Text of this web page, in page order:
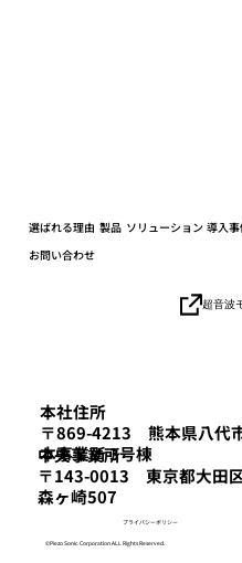
の社会実装
ティクス
本社住所
〒869-4213 熊本県八代
本事業所 3号棟
​中央事業所
〒143-0013 東京都大田
森ヶ崎507
選ばれる理由 製品 ソリューション 導入
お問い合わせ
超音波
プライバシーポリシー
©Piezo Sonic Corporation ALL Rights Reserved.